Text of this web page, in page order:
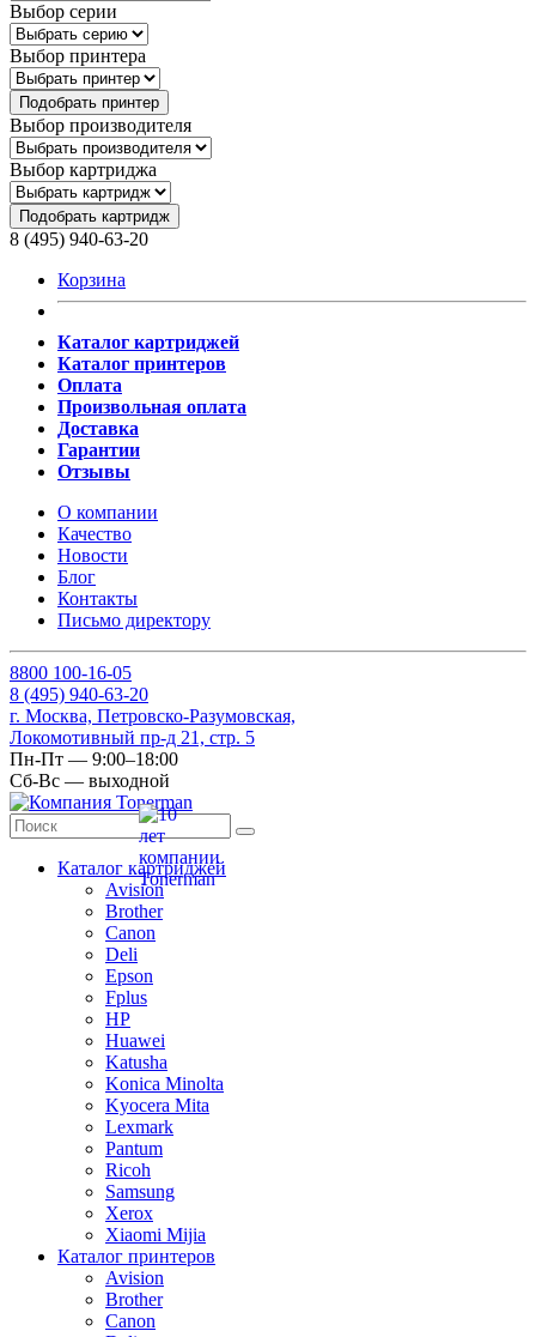
Выбор серии
Выбор принтера
Подобрать принтер
Выбор производителя
Выбор картриджа
Подобрать картридж
8 (495) 940-63-20
Корзина
Каталог картриджей
Каталог принтеров
Оплата
Произвольная оплата
Доставка
Гарантии
Отзывы
О компании
Качество
Новости
Блог
Контакты
Письмо директору
8800 100-16-05
8 (495) 940-63-20
г. Москва, Петровско-Разумовская,
Локомотивный пр-д 21, стр. 5
Пн-Пт — 9:00–18:00
Сб-Вс — выходной
Каталог картриджей
Avision
Brother
Canon
Deli
Epson
Fplus
HP
Huawei
Katusha
Konica Minolta
Kyocera Mita
Lexmark
Pantum
Ricoh
Samsung
Xerox
Xiaomi Mijia
Каталог принтеров
Avision
Brother
Canon